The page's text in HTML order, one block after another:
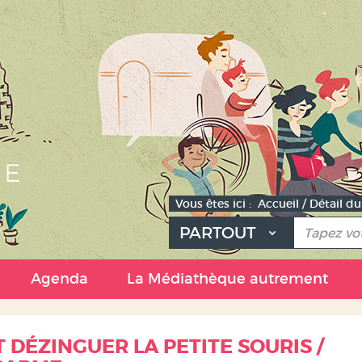
PARTOUT
Vous êtes ici : Accueil / Détail
Agenda La Médiathèque autrement
DÉZINGUER LA PETITE SOURIS /